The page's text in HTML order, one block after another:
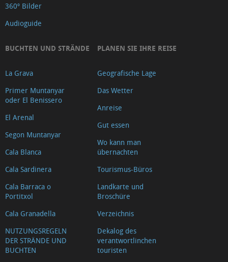
360º Bilder
Audioguide
BUCHTEN UND STRÄNDE
La Grava
Primer Muntanyar
oder El Benissero
El Arenal
Segon Muntanyar
Cala Blanca
Cala Sardinera
Cala Barraca o
Portitxol
Cala Granadella
NUTZUNGSREGELN
DER STRÄNDE UND
BUCHTEN
PLANEN SIE IHRE REISE
Geografische Lage
Das Wetter
Anreise
Gut essen
Wo kann man
übernachten
Tourismus-Büros
Landkarte und
Broschüre
Verzeichnis
Dekalog des
verantwortlinchen
touristen